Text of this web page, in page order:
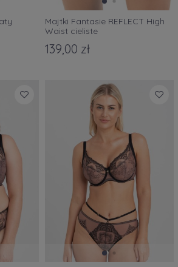
Majtki Fantasie REFLECT High
Waist cieliste
139,00 zł